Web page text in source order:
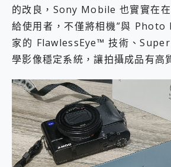
的改良，Sony Mobile 也實實在
給使用者，不僅將相機”與 Photo
家的 FlawlessEye™ 技術、
學影像穩定系統，讓拍攝成品有高